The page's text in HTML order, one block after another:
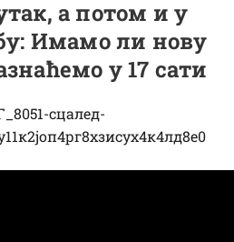
а потом и у
Имамо ли нову
у 17 сати